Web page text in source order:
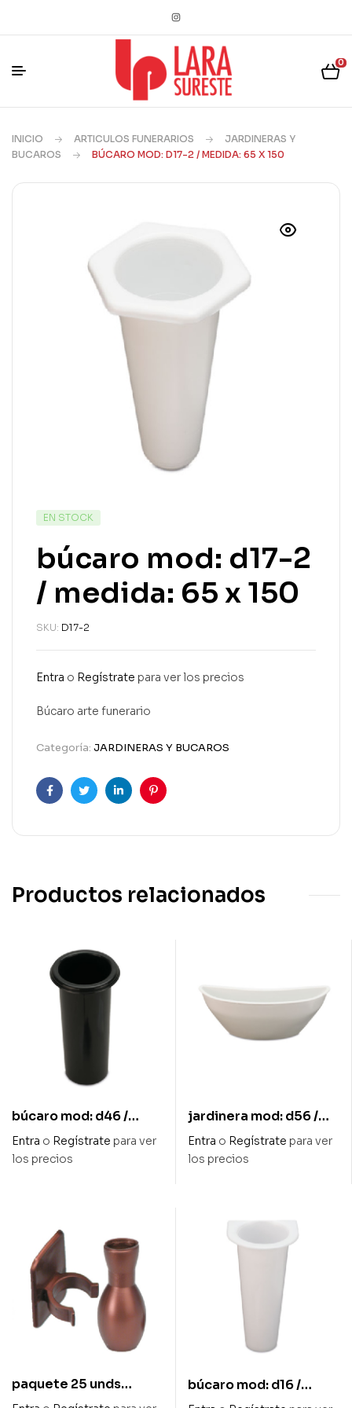
0
INICIO ARTICULOS FUNERARIOS
JARDINERAS Y
BUCAROS
BÚCARO MOD: D17-2 / MEDIDA: 65 X 150
EN STOCK
búcaro mod: d17-2
/ medida: 65 x 150
SKU: D17-2
Entra o Regístrate para ver los precios
Búcaro arte funerario
Categoría: JARDINERAS Y BUCAROS
FacebookTwitterLinkedinPinterest
Productos relacionados
búcaro mod: d46 /
medida: 80 x 215
Entra o Regístrate para ver
los precios
jardinera mod: d56 /
medida: 200 x 45 x 85
Entra o Regístrate para ver
los precios
paquete 25 unds
soporte c/adhe +
búcaro mod: d16 /
medida: 55 x 150